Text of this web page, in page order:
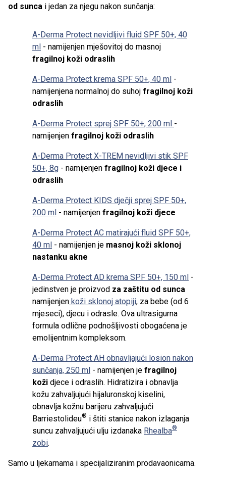
od sunca i jedan za njegu nakon sunčanja:
A-Derma Protect nevidljivi fluid SPF 50+, 40
ml - namijenjen mješovitoj do masnoj
fragilnoj koži odraslih
A-Derma Protect krema SPF 50+, 40 ml -
namijenjena normalnoj do suhoj fragilnoj koži
odraslih
A-Derma Protect sprej SPF 50+, 200 ml -
namijenjen fragilnoj koži odraslih
A-Derma Protect X-TREM nevidljivi stik SPF
50+, 8g - namijenjen fragilnoj koži djece i
odraslih
A-Derma Protect KIDS dječji sprej SPF 50+,
200 ml - namijenjen fragilnoj koži djece
A-Derma Protect AC matirajući fluid SPF 50+,
40 ml - namijenjen je masnoj koži sklonoj
nastanku akne
A-Derma Protect AD krema SPF 50+, 150 ml -
jedinstven je proizvod za zaštitu od sunca
namijenjen koži sklonoj atopiji, za bebe (od 6
mjeseci), djecu i odrasle. Ova ultrasigurna
formula odlične podnošljivosti obogaćena je
emolijentnim kompleksom.
A-Derma Protect AH obnavljajući losion nakon
sunčanja, 250 ml - namijenjen je fragilnoj
koži djece i odraslih. Hidratizira i obnavlja
kožu zahvaljujući hijaluronskoj kiselini,
obnavlja kožnu barijeru zahvaljujući
Barriestolideu® i štiti stanice nakon izlaganja
suncu zahvaljujući ulju izdanaka Rhealba®
zobi.
Samo u ljekarnama i specijaliziranim prodavaonicama.